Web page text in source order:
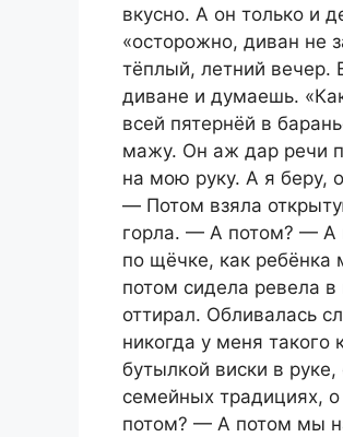
вкусно. А он только и
«осторожно, диван не
тёплый, летний вечер.
диване и думаешь.
всей пятернёй в
мажу. Он аж дар речи
на мою руку. А я беру,
— Потом взяла
горла. — А потом? — А
по щёчке, как
потом сидела ревела
оттирал. Обливалась
никогда у меня
бутылкой виски в
семейных традициях,
потом? — А потом мы